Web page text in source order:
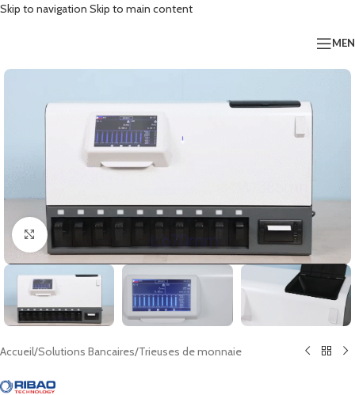
Skip to navigation Skip to main content
Click to enlarge
Accueil/Solutions Bancaires/Trieuses de monnaie